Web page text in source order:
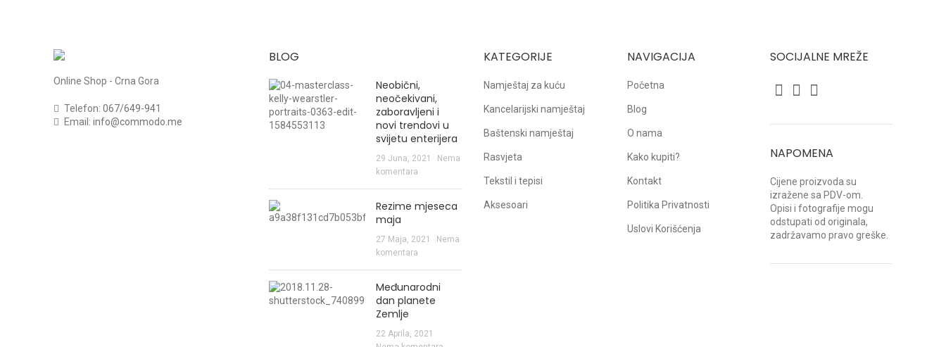
Online Shop - Crna Gora
Telefon: 067/649-941
Email: info@commodo.me
BLOG
Neobični,
neočekivani,
zaboravljeni i
novi trendovi u
svijetu enterijera
29 Juna, 2021
Nema
komentara
Rezime mjeseca
maja
27 Maja, 2021
Nema
komentara
Međunarodni
dan planete
Zemlje
22 Aprila, 2021
KATEGORIJE
Namještaj za kuću
Kancelarijski namještaj
Baštenski namještaj
Rasvjeta
Tekstil i tepisi
Aksesoari
NAVIGACIJA
Početna
Blog
O nama
Kako kupiti?
Kontakt
Politika Privatnosti
Uslovi Korišćenja
SOCIJALNE MREŽE
NAPOMENA
Cijene proizvoda su
izražene sa PDV-om.
Opisi i fotografije mogu
odstupati od originala,
zadržavamo pravo greške.